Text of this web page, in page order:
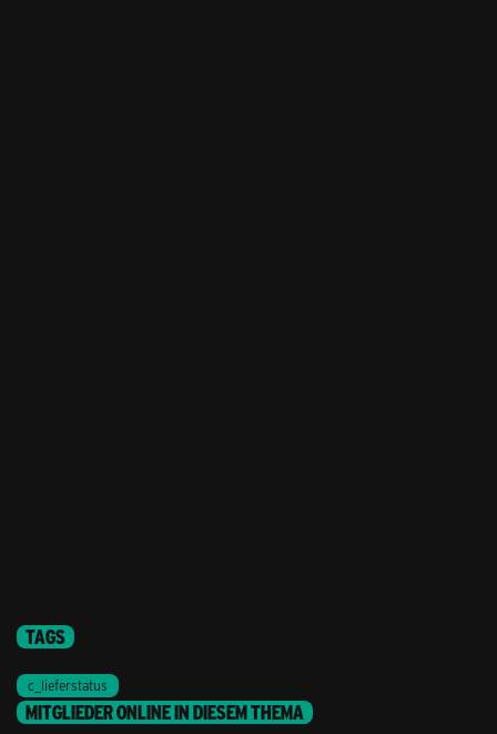
TAGS
c_lieferstatus
MITGLIEDER ONLINE IN DIESEM THEMA